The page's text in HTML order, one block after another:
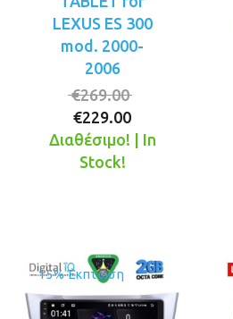
LEXUS ES 300
mod. 2000-
2006
€269.00
was:
€229.00
τρέχουσα
Διαθέσιμο! | In
Stock!
15% Έκπτωση